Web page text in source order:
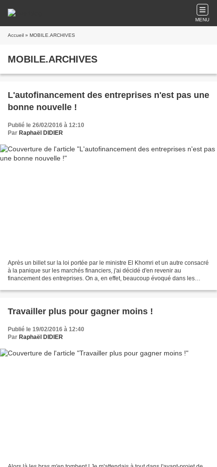
MENU
Accueil » MOBILE.ARCHIVES
MOBILE.ARCHIVES
L'autofinancement des entreprises n'est pas une
bonne nouvelle !
Publié le 26/02/2016 à 12:10
Par Raphaël DIDIER
Après un billet sur la loi portée par le ministre El Khomri et un autre consacré
à la panique sur les marchés financiers, j'ai décidé d'en revenir au
financement des entreprises. On a, en effet, beaucoup évoqué dans les
Travailler plus pour gagner moins !
Publié le 19/02/2016 à 12:40
Par Raphaël DIDIER